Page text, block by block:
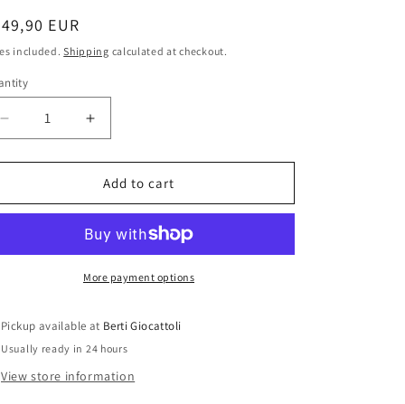
EUR
included.Shipping calculated at checkout.
Decrease
quantity
for
scala
89377
Skyline
GT-
R
Increase
quantity
for
AUTOart
scala
articolo
89377
Millennium
Skyline
GT-
R
Add to cart
More payment options
Pickup available at Berti Giocattoli
Usually ready in 24 hours
View store information